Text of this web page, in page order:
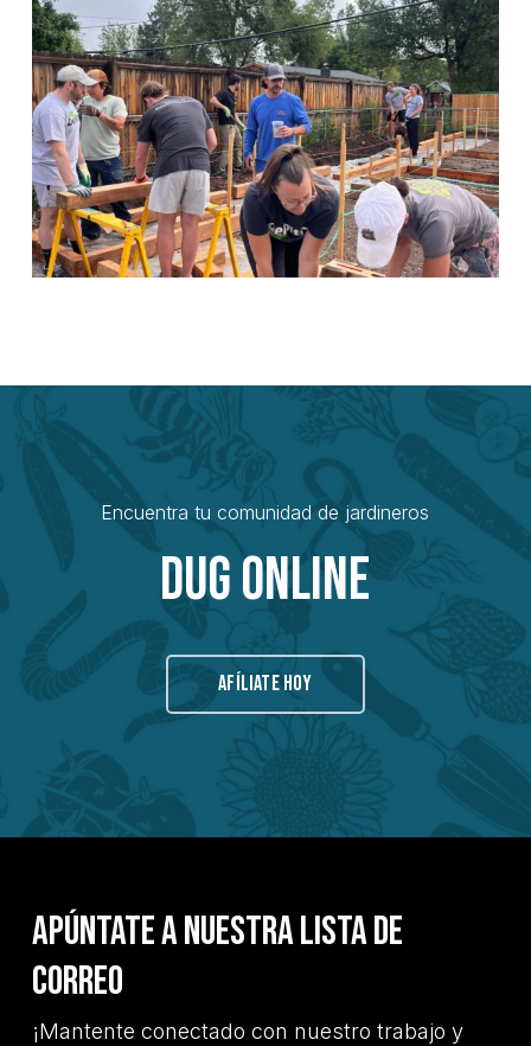
Encuentra tu comunidad de jardineros
Dug Online
AFÍLIATE HOY
Apúntate a nuestra lista de
correo
¡Mantente conectado con nuestro trabajo y